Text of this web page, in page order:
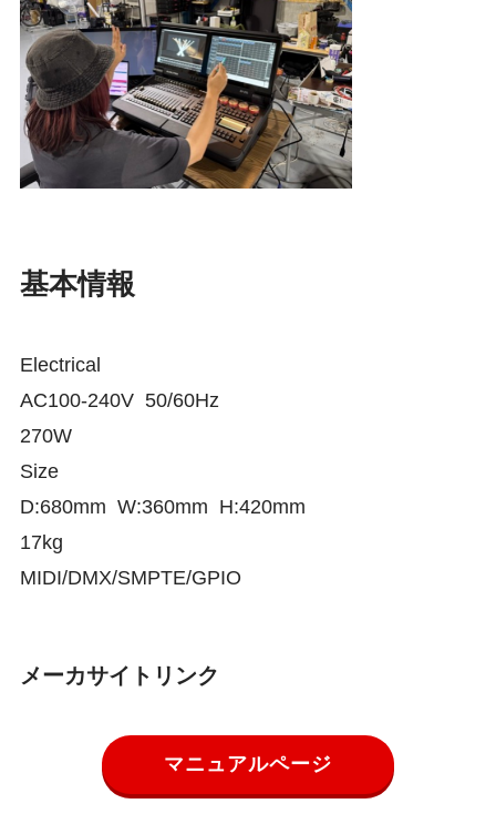
基本情報
Electrical
AC100-240V 50/60Hz
270W
Size
D:680mm W:360mm H:420mm
17kg
MIDI/DMX/SMPTE/GPIO
メーカサイトリンク
マニュアルページ